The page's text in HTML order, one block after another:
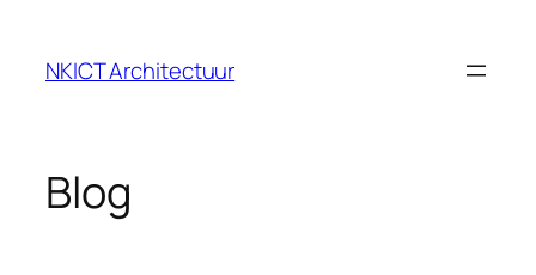
NKICT Architectuur
Blog